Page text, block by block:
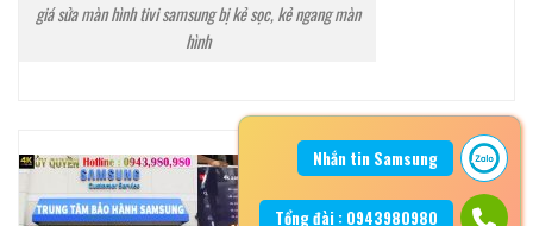
giá sửa màn hình tivi samsung bị kẻ sọc, kẻ ngang màn
hình
Nhắn tin Samsung
Tổng đài : 0943980980